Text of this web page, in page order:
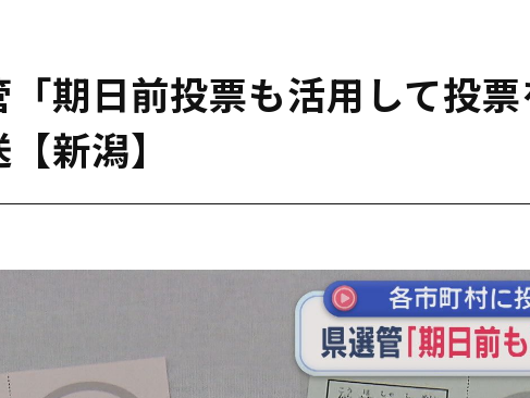
期日前投票も活用して投
新潟】